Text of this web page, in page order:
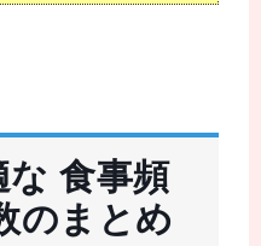
な 食事頻
のまとめ